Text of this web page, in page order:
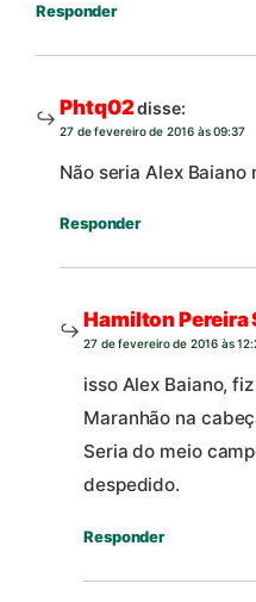
Responder
Phtq02disse:
27 de fevereiro de 2016 às 09:37
Não seria Alex Baiano
Responder
Hamilton Pereira
27 de fevereiro de 2016 às
isso Alex Baiano,
Maranhão na
Seria do meio
despedido.
Responder